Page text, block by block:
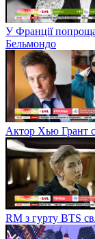
У Франції
Бельмондо
Актор Хью Грант
RM з гурту BTS